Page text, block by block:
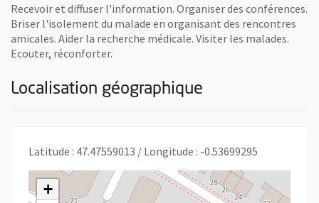
Recevoir et diffuser l'information. Organiser des conférences.
Briser l'isolement du malade en organisant des rencontres
amicales. Aider la recherche médicale. Visiter les malades.
Ecouter, réconforter.
Localisation géographique
Latitude : 47.47559013 / Longitude : -0.53699295
+